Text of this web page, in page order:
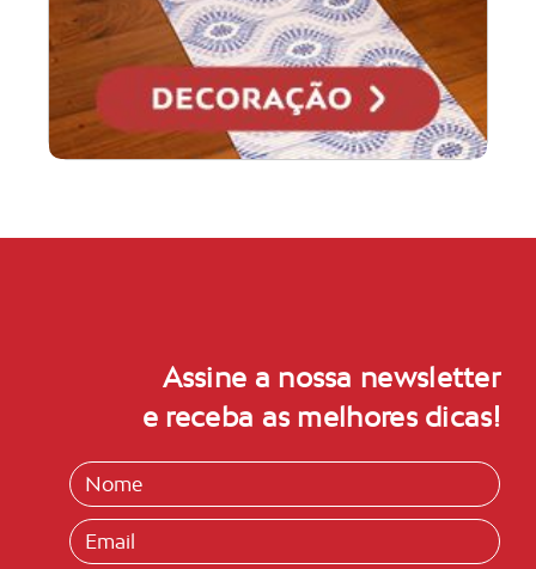
Assine a nossa newsletter
e receba as melhores dicas!